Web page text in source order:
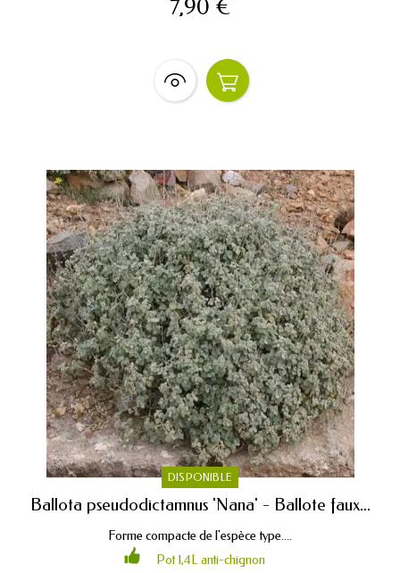
7,90 €
DISPONIBLE
Ballota pseudodictamnus 'Nana' - Ballote faux...
Forme compacte de l'espèce type....
Pot 1,4L anti-chignon